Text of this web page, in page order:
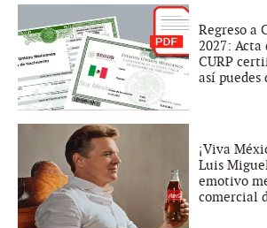
Regreso a
2027:
CURP
así puedes
¡Viva
Luis
emotivo
comercial